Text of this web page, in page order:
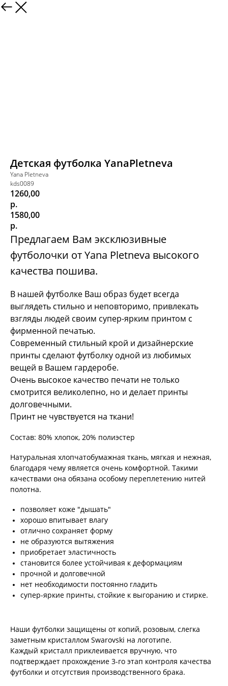
Детская футболка YanaPletneva
Yana Pletneva
kds0089
1260,00
р.
1580,00
р.
Предлагаем Вам эксклюзивные
футболочки от Yana Pletneva высокого
качества пошива.
В нашей футболке Ваш образ будет всегда
выглядеть стильно и неповторимо, привлекать
взгляды людей своим супер-ярким принтом с
фирменной печатью.
Современный стильный крой и дизайнерские
принты сделают футболку одной из любимых
вещей в Вашем гардеробе.
Очень высокое качество печати не только
смотрится великолепно, но и делает принты
долговечными.
Принт не чувствуется на ткани!
Состав: 80% хлопок, 20% полиэстер
Натуральная хлопчатобумажная ткань, мягкая и нежная,
благодаря чему является очень комфортной. Такими
качествами она обязана особому переплетению нитей
полотна.
позволяет коже "дышать"
хорошо впитывает влагу
отлично сохраняет форму
не образуются вытяжения
приобретает эластичность
становится более устойчивая к деформациям
прочной и долговечной
нет необходимости постоянно гладить
супер-яркие принты, стойкие к выгоранию и стирке.
Наши футболки защищены от копий, розовым, слегка
заметным кристаллом Swarovski на логотипе.
Каждый кристалл приклеивается вручную, что
подтверждает прохождение 3-го этап контроля качества
футболки и отсутствия производственного брака.